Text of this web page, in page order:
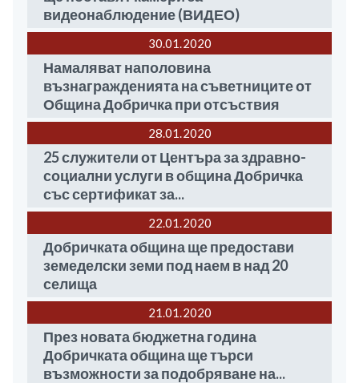
видеонаблюдение (ВИДЕО)
30.01 2020
Намаляват наполовина
възнагражденията на съветниците от
Община Добричка при отсъствия
28.01 2020
25 служители от Центъра за здравно-
социални услуги в община Добричка
със сертификат за...
22.01 2020
Добричката община ще предостави
земеделски земи под наем в над 20
селища
21.01 2020
През новата бюджетна година
Добричката община ще търси
възможности за подобряване на...